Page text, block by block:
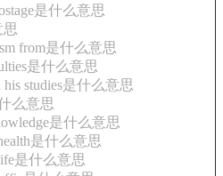
是什么意思
思
from是什么意思
是什么意思
his studies是什么意思
么意思
是什么意思
是什么意思
是什么意思